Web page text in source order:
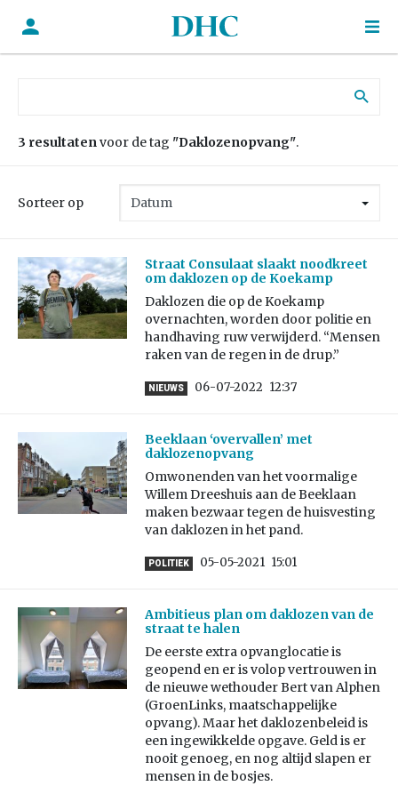
3 resultatenvoor de tag "Daklozenopvang".
Sorteer op
Straat Consulaat slaakt noodkreet
om daklozen op de Koekamp
Daklozen die op de Koekamp
overnachten, worden door politie en
handhaving ruw verwijderd. “Mensen
raken van de regen in de drup.”
NIEUWS 06-07-2022 12:37
Beeklaan ‘overvallen’ met
daklozenopvang
Omwonenden van het voormalige
Willem Dreeshuis aan de Beeklaan
maken bezwaar tegen de huisvesting
van daklozen in het pand.
POLITIEK 05-05-2021 15:01
Ambitieus plan om daklozen van de
straat te halen
De eerste extra opvanglocatie is
geopend en er is volop vertrouwen in
de nieuwe wethouder Bert van Alphen
(GroenLinks, maatschappelijke
opvang). Maar het daklozenbeleid is
een ingewikkelde opgave. Geld is er
nooit genoeg, en nog altijd slapen er
mensen in de bosjes.